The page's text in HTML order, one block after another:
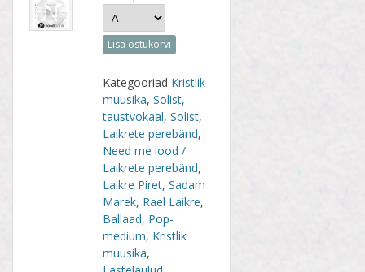
Lisa ostukorvi
Kategooriad Kristlik
muusika,Solist,
taustvokaal,Solist,
Laikrete perebänd,
Need me lood /
Laikrete perebänd,
Laikre Piret,Sadam
Marek, Rael Laikre,
Ballaad, Pop-
medium, Kristlik
muusika,